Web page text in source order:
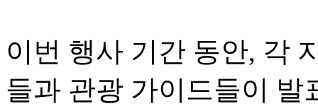
이번 행사 기간 동안, 각
들과 관광 가이드들이 발